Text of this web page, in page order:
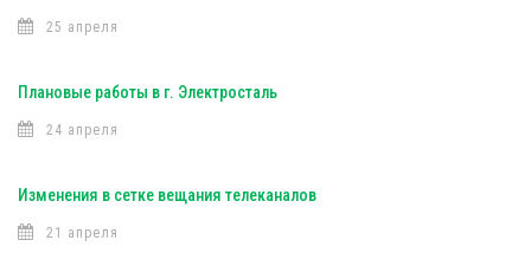
25 апреля
Плановые работы в г. Электросталь
24 апреля
Изменения в сетке вещания телеканалов
21 апреля